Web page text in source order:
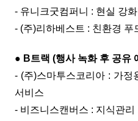
- 유니크굿컴퍼니 : 현실 강
- (주)리하베스트 : 친환경 푸
● B트랙 (행사 녹화 후 공유
- (주)스마투스코리아 : 가정
서비스
- 비즈니스캔버스 : 지식관리